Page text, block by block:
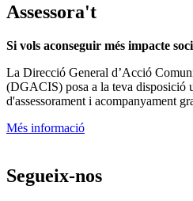
Assessora't
Si vols aconseguir més impacte
La Direcció General d’Acció
(DGACIS) posa a la teva disposició
d'assessorament i acompanyament
Més informació
Segueix-nos